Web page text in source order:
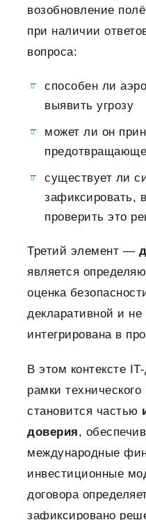
возобновление
при наличии
вопроса:
способен ли
выявить угрозу
может ли он
существует ли
зафиксировать,
проверить это
Третий элемент —
является
оценка
декларативной и
интегрирована в
В этом контексте
рамки
становится частью
доверия,
международные
инвестиционные
договора
зафиксировано